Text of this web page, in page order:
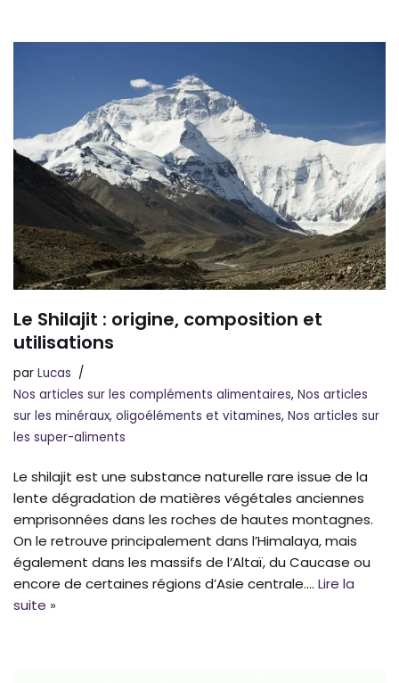
Le Shilajit : origine, composition et
utilisations
par Lucas
Nos articles sur les compléments alimentaires, Nos articles
sur les minéraux, oligoéléments et vitamines, Nos articles sur
les super-aliments
Le shilajit est une substance naturelle rare issue de la
lente dégradation de matières végétales anciennes
emprisonnées dans les roches de hautes montagnes.
On le retrouve principalement dans l’Himalaya, mais
également dans les massifs de l’Altaï, du Caucase ou
encore de certaines régions d’Asie centrale.… Lire la
suite »